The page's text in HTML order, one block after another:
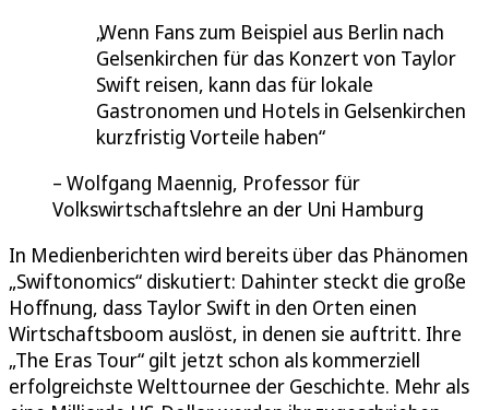
Wenn Fans zum Beispiel aus Berlin nach
Gelsenkirchen für das Konzert von Taylor
Swift reisen, kann das für lokale
Gastronomen und Hotels in Gelsenkirchen
kurzfristig Vorteile haben
Wolfgang Maennig, Professor für
Volkswirtschaftslehre an der Uni Hamburg
In Medienberichten wird bereits über das Phänomen
„Swiftonomics“ diskutiert: Dahinter steckt die große
Hoffnung, dass Taylor Swift in den Orten einen
Wirtschaftsboom auslöst, in denen sie auftritt. Ihre
„The Eras Tour“ gilt jetzt schon als kommerziell
erfolgreichste Welttournee der Geschichte. Mehr als